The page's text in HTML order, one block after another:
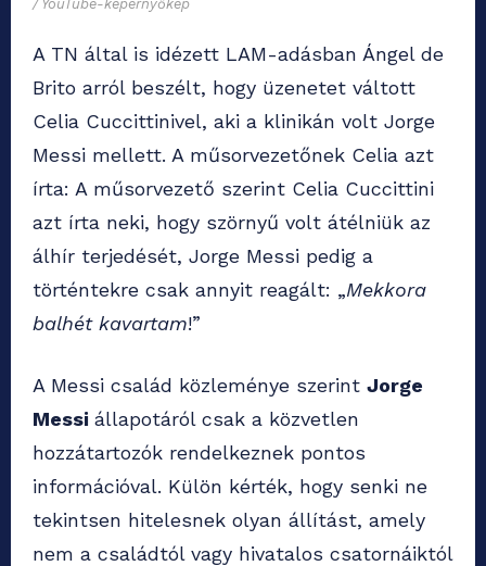
/ YouTube-képernyőkép
A TN által is idézett LAM-adásban Ángel de
Brito arról beszélt, hogy üzenetet váltott
Celia Cuccittinivel, aki a klinikán volt Jorge
Messi mellett. A műsorvezetőnek Celia azt
írta: A műsorvezető szerint Celia Cuccittini
azt írta neki, hogy szörnyű volt átélniük az
álhír terjedését, Jorge Messi pedig a
történtekre csak annyit reagált: „Mekkora
balhét kavartam!”
A Messi család közleménye szerint Jorge
Messi állapotáról csak a közvetlen
hozzátartozók rendelkeznek pontos
információval. Külön kérték, hogy senki ne
tekintsen hitelesnek olyan állítást, amely
nem a családtól vagy hivatalos csatornáiktól